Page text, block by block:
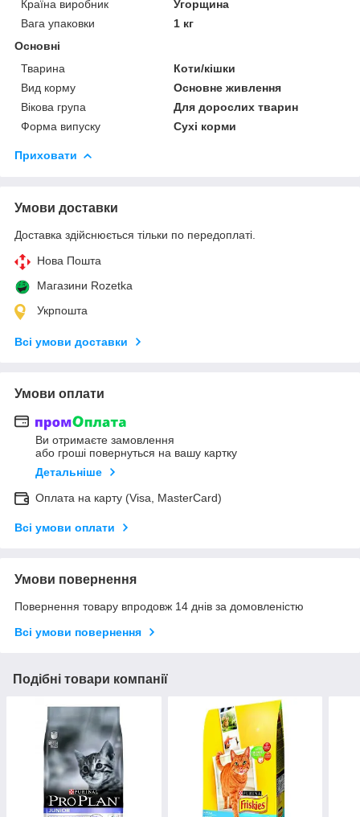
Країна виробник
Угорщина
Вага упаковки
1 кг
Основні
Тварина
Коти/кішки
Вид корму
Основне живлення
Вікова група
Для дорослих тварин
Форма випуску
Сухі корми
Приховати
Умови доставки
Доставка здійснюється тільки по передоплаті.
Нова Пошта
Магазини Rozetka
Укрпошта
Всі умови доставки
Умови оплати
Ви отримаєте замовлення
або гроші повернуться на вашу картку
Детальніше
Оплата на карту (Visa, MasterCard)
Всі умови оплати
Умови повернення
Повернення товару впродовж 14 днів за домовленістю
Всі умови повернення
Подібні товари компанії